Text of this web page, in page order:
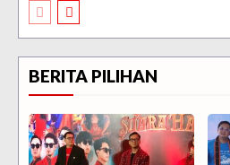
BERITA PILIHAN